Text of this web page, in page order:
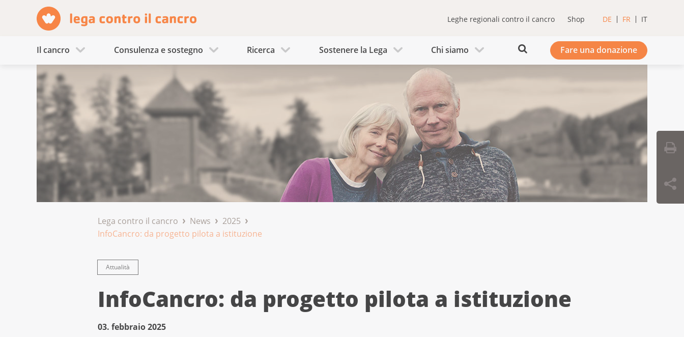
Leghe regionali contro il cancro Shop DE FR IT
Il cancro Consulenza e sostegno Ricerca Sostenere la Lega Chi siamo Fare una donazione
Lega contro il cancro News
2025
InfoCancro: da progetto pilota a istituzione
Attualità
InfoCancro: da progetto pilota a istituzione
03. febbraio 2025